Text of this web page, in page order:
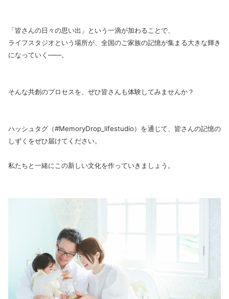
「皆さんの日々の思い出」という一滴が加わることで、
ライフスタジオという場所が、全国のご家族の記憶が集まる大きな輝き
になっていく――。
そんな共創のプロセスを、ぜひ皆さんも体験してみませんか？
ハッシュタグ（#MemoryDrop_lifestudio）を通じて、皆さんの記憶の
しずくをぜひ届けてください。
私たちと一緒にこの新しい文化を作っていきましょう。